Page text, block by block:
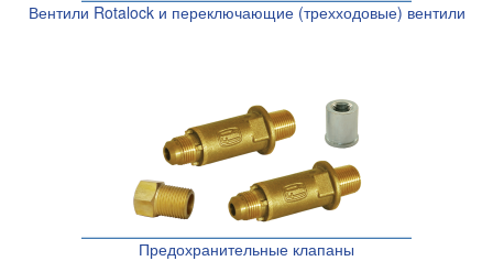
Вентили Rotalock и переключающие (трехходовые) вентили
Предохранительные клапаны